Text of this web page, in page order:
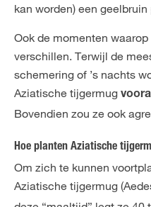
kan worden) een geelbruin
Ook de momenten
verschillen. Terwijl de
schemering of ’s nachts
Aziatische tijgermug
Bovendien zou ze ook
Hoe planten Aziatische
Om zich te kunnen
Aziatische tijgermug